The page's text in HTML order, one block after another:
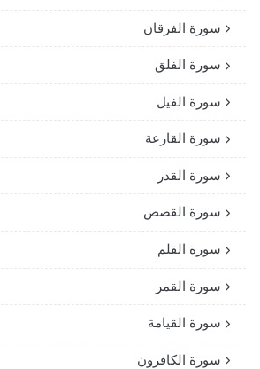
سورة الفرقان
سورة الفلق
سورة الفيل
سورة القارعة
سورة القدر
سورة القصص
سورة القلم
سورة القمر
سورة القيامة
سورة الكافرون